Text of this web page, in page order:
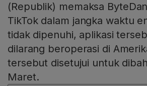
(Republik) memaksa
TikTok dalam jangka waktu
tidak dipenuhi, aplikasi
dilarang beroperasi di
tersebut disetujui untuk
Maret.